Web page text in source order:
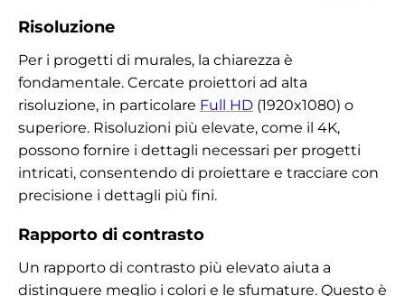
Risoluzione
Per i progetti di murales, la chiarezza è
fondamentale. Cercate proiettori ad alta
risoluzione, in particolare Full HD (1920x1080) o
superiore. Risoluzioni più elevate, come il 4K,
possono fornire i dettagli necessari per progetti
intricati, consentendo di proiettare e tracciare con
precisione i dettagli più fini.
Rapporto di contrasto
Un rapporto di contrasto più elevato aiuta a
distinguere meglio i colori e le sfumature. Questo è